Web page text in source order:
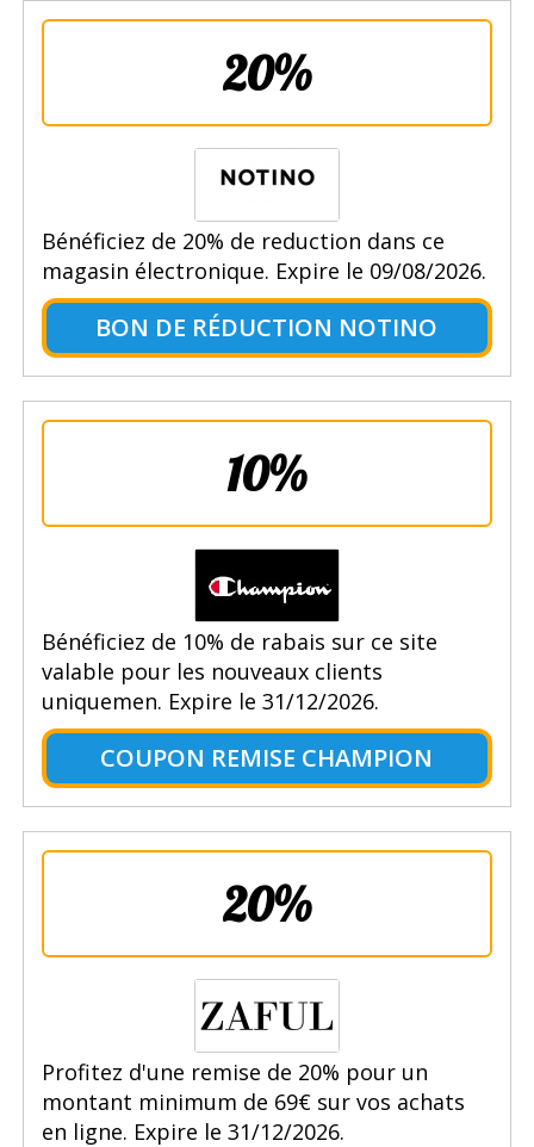
20%
Bénéficiez de 20% de reduction dans ce
magasin électronique. Expire le 09/08/2026.
BON DE RÉDUCTION NOTINO
10%
Bénéficiez de 10% de rabais sur ce site
valable pour les nouveaux clients
uniquemen. Expire le 31/12/2026.
COUPON REMISE CHAMPION
20%
Profitez d'une remise de 20% pour un
montant minimum de 69€ sur vos achats
en ligne. Expire le 31/12/2026.